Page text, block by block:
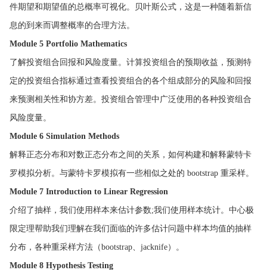
件期望和期望值的总概率可视化。贝叶斯公式，这是一种随着新信
息的到来而调整概率的合理方法。
Module 5 Portfolio Mathematics
了解投资组合回报和风险度量。计算投资组合的预期收益，预测特
定的投资组合指标通过查看投资组合的各个组成部分的风险和回报
来预测相关性和协方差。投资组合管理中广泛使用的各种投资组合
风险度量。
Module 6 Simulation Methods
解释正态分布和对数正态分布之间的关系，如何构建和解释蒙特卡
罗模拟分析。与蒙特卡罗模拟有一些相似之处的 bootstrap 重采样。
Module 7 Introduction to Linear Regression
介绍了抽样，我们使用样本来估计参数;我们使用样本统计。中心极
限定理帮助我们理解在我们面临的许多估计问题中样本均值的抽样
分布，各种重采样方法（bootstrap、jacknife）。
Module 8 Hypothesis Testing